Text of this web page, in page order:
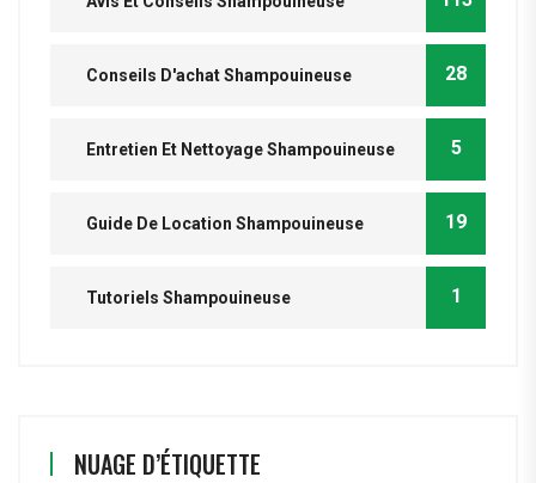
Conseils D'achat Shampouineuse 28
Entretien Et Nettoyage Shampouineuse 5
Guide De Location Shampouineuse 19
Tutoriels Shampouineuse 1
NUAGE D’ÉTIQUETTE